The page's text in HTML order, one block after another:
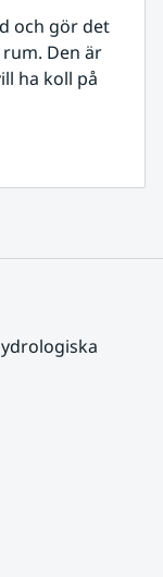
och gör det
Den är
ha koll på